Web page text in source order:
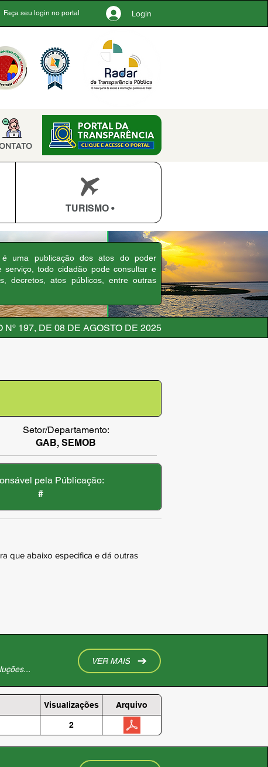
Faça seu login no portal Login
TURISMO •
uma publicação dos atos do poder
serviço, todo cidadão pode consultar e
decretos, atos públicos, entre outras
Nº 197, DE 08 DE AGOSTO DE 2025
Setor/Departamento:
GAB, SEMOB
pela Públicação:
#
que abaixo especifica e dá outras
VER MAIS
Visualizações Arquivo
2